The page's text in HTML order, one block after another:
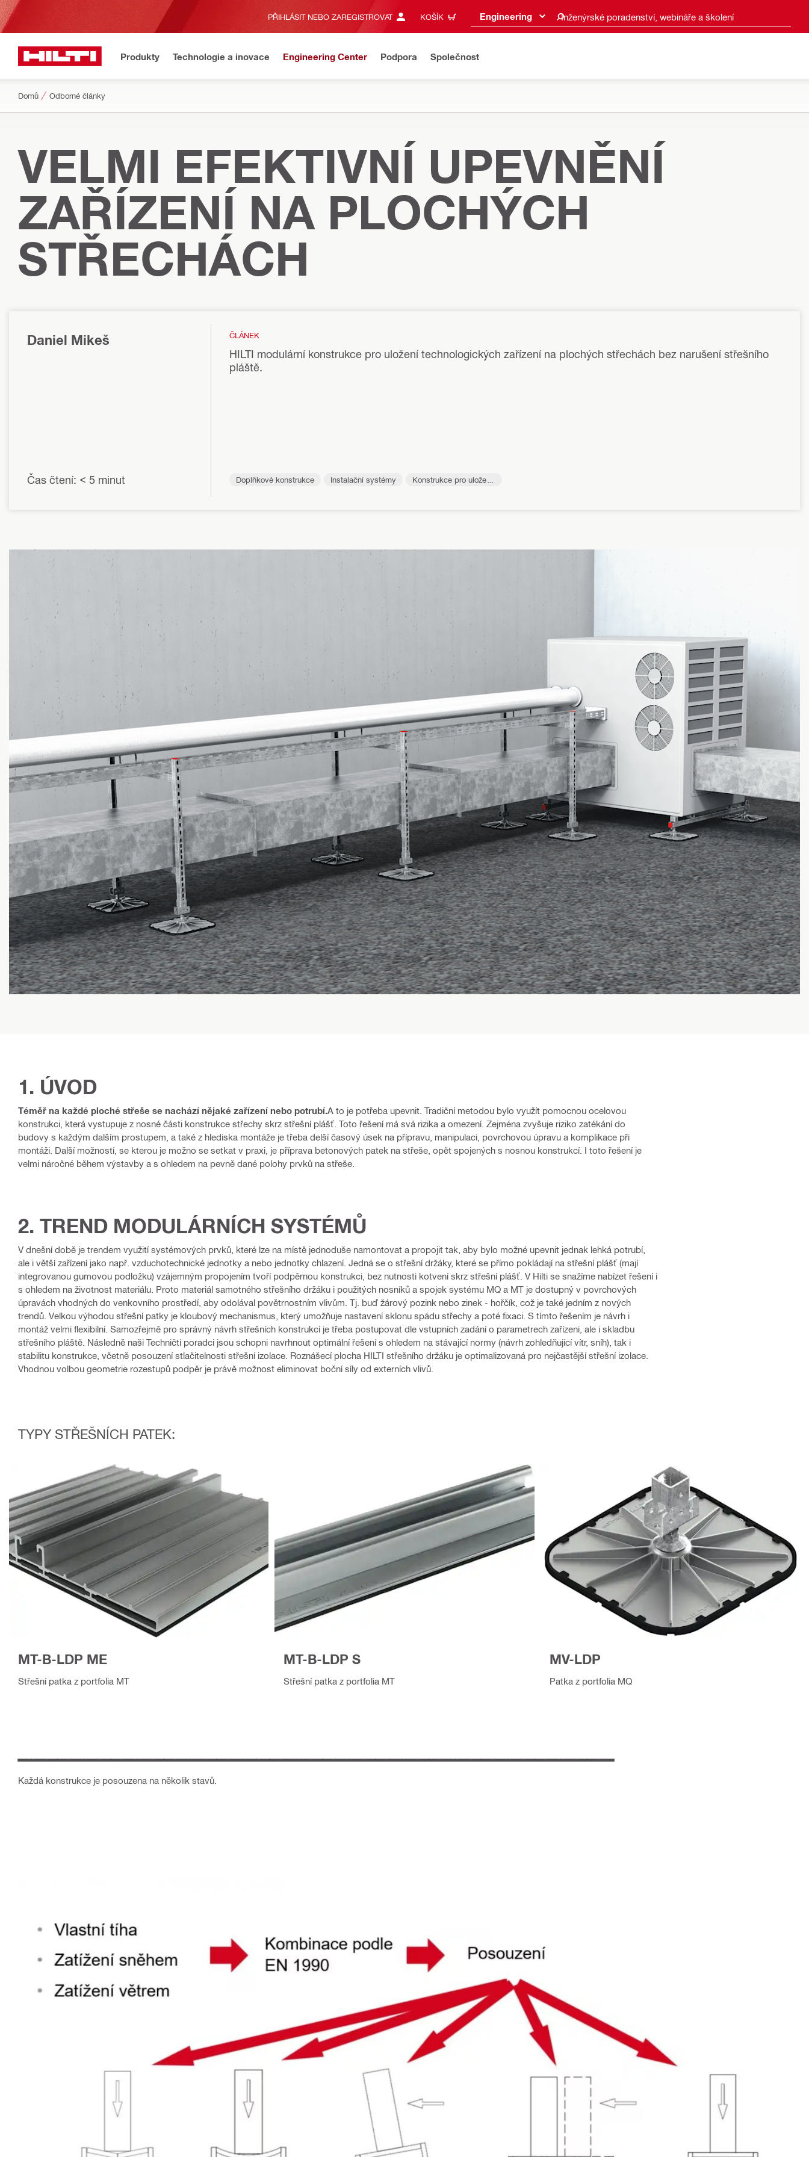
PŘIHLÁSIT NEBO ZAREGISTROVAT KOŠÍK Engineering Inženýrské poradenství, webináře a školení
Produkty Technologie a inovace Engineering Center Podpora Společnost
Domů Odborné články
VELMI EFEKTIVNÍ UPEVNĚNÍ
ZAŘÍZENÍ NA PLOCHÝCH
STŘECHÁCH
Daniel Mikeš
Čas čtení: < 5 minut
ČLÁNEK
HILTI modulární konstrukce pro uložení technologických zařízení na plochých střechách bez narušení střešního
pláště.
Doplňkové konstrukce Instalační systémy
Konstrukce pro uložení
1. ÚVOD
Téměř na každé ploché střeše se nachází nějaké zařízení nebo potrubí.A to je potřeba upevnit. Tradiční metodou bylo využít pomocnou ocelovou
konstrukci, která vystupuje z nosné části konstrukce střechy skrz střešní plášť. Toto řešení má svá rizika a omezení. Zejména zvyšuje riziko zatékání do
budovy s každým dalším prostupem, a také z hlediska montáže je třeba delší časový úsek na přípravu, manipulaci, povrchovou úpravu a komplikace při
montáži. Další možností, se kterou je možno se setkat v praxi, je příprava betonových patek na střeše, opět spojených s nosnou konstrukcí. I toto řešení je
velmi náročné během výstavby a s ohledem na pevně dané polohy prvků na střeše.
2. TREND MODULÁRNÍCH SYSTÉMŮ
V dnešní době je trendem využití systémových prvků, které lze na místě jednoduše namontovat a propojit tak, aby bylo možné upevnit jednak lehká potrubí,
ale i větší zařízení jako např. vzduchotechnické jednotky a nebo jednotky chlazení. Jedná se o střešní držáky, které se přímo pokládají na střešní plášť (mají
integrovanou gumovou podložku) vzájemným propojením tvoří podpěrnou konstrukci, bez nutnosti kotvení skrz střešní plášť. V Hilti se snažíme nabízet řešení i
s ohledem na životnost materiálu. Proto materiál samotného střešního držáku i použitých nosníků a spojek systému MQ a MT je dostupný v povrchových
úpravách vhodných do venkovního prostředí, aby odolával povětrnostním vlivům. Tj. buď žárový pozink nebo zinek - hořčík, což je také jedním z nových
trendů. Velkou výhodou střešní patky je kloubový mechanismus, který umožňuje nastavení sklonu spádu střechy a poté fixaci. S tímto řešením je návrh i
montáž velmi flexibilní. Samozřejmě pro správný návrh střešních konstrukcí je třeba postupovat dle vstupních zadání o parametrech zařízeni, ale i skladbu
střešního pláště. Následně naši Techničtí poradci jsou schopni navrhnout optimální řešení s ohledem na stávající normy (návrh zohledňující vítr, sníh), tak i
stabilitu konstrukce, včetně posouzení stlačitelnosti střešní izolace. Roznášecí plocha HILTI střešního držáku je optimalizovaná pro nejčastější střešní izolace.
Vhodnou volbou geometrie rozestupů podpěr je právě možnost eliminovat boční síly od externích vlivů.
TYPY STŘEŠNÍCH PATEK:
MT-B-LDP ME
Střešní patka z portfolia MT
MT-B-LDP S
Střešní patka z portfolia MT
MV-LDP
Patka z portfolia MQ
Každá konstrukce je posouzena na několik stavů.